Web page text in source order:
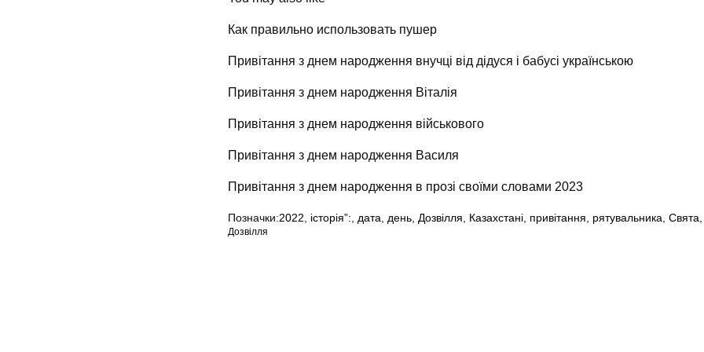
Как правильно использовать пушер
Привітання з днем народження внучці від дідуся і бабусі українською
Привітання з днем народження Віталія
Привітання з днем народження військового
Привітання з днем народження Василя
Привітання з днем народження в прозі своїми словами 2023
Позначки:2022, історія”:, дата, день, Дозвілля, Казахстані, привітання, рятувальника, Свята
Дозвілля